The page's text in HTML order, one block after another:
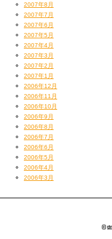
2007年8月
2007年7月
2007年6月
2007年5月
2007年4月
2007年3月
2007年2月
2007年1月
2006年12月
2006年11月
2006年10月
2006年9月
2006年8月
2006年7月
2006年6月
2006年5月
2006年4月
2006年3月
©